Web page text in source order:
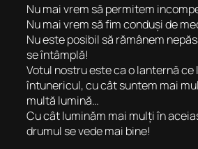
Nu mai vrem să permitem
Nu mai vrem să fim conduși de
Nu este posibil să rămânem
se întâmplă!
Votul nostru este ca o lanternă ce
întunericul, cu cât suntem mai
multă lumină…
Cu cât luminăm mai mulți în
drumul se vede mai bine!